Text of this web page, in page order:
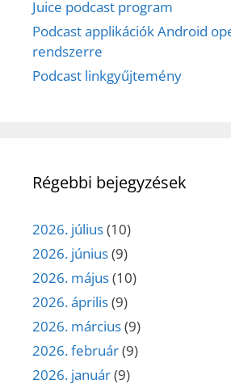
Juice podcast program
Podcast applikációk Android
rendszerre
Podcast linkgyűjtemény
Régebbi bejegyzések
2026. július(10)
2026. június(9)
2026. május(10)
2026. április(9)
2026. március(9)
2026. február(9)
2026. január(9)